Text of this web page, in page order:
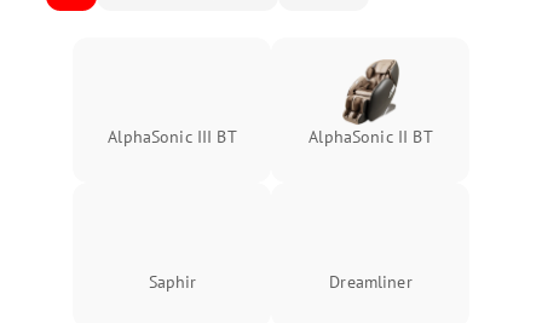
AlphaSonic III BT AlphaSonic II BT
Saphir Dreamliner